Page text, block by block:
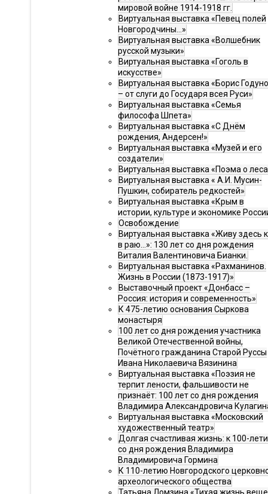
мировой войне 1914-1918 гг.
Виртуальная выставка «Певец полей
Новгородчины…»
Виртуальная выставка «Волшебник
русской музыки»
Виртуальная выставка «Гоголь в
искусстве»
Виртуальная выставка «Борис
– от слуги до Государя всея Руси»
Виртуальная выставка «Семья
философа Шпета»
Виртуальная выставка «С Днём
рождения, Андерсен!»
Виртуальная выставка «Музей и его
создатели»
Виртуальная выставка «Поэма о
Виртуальная выставка « А.И. Мусин-
Пушкин, собиратель редкостей»
Виртуальная выставка «Крым в
истории, культуре и экономике
Освобождение
Виртуальная выставка «Живу здесь
в раю…»: 130 лет со дня рождения
Виталия Валентиновича Бианки.
Виртуальная выставка «Рахманинов.
Жизнь в России (1873-1917)»
Выставочный проект «Донбасс –
Россия: история и современность»
К 475-летию основания Сыркова
монастыря
100 лет со дня рождения участника
Великой Отечественной войны,
Почётного гражданина Старой Руссы
Ивана Николаевича Вязинина
Виртуальная выставка «Поэзия не
терпит лености, фальшивости не
признаёт: 100 лет со дня рождения
Владимира Александровича
Виртуальная выставка «Московский
художественный театр»
Долгая счастливая жизнь: к 100-
со дня рождения Владимира
Владимировича Гормина
К 110-летию Новгородского
археологического общества